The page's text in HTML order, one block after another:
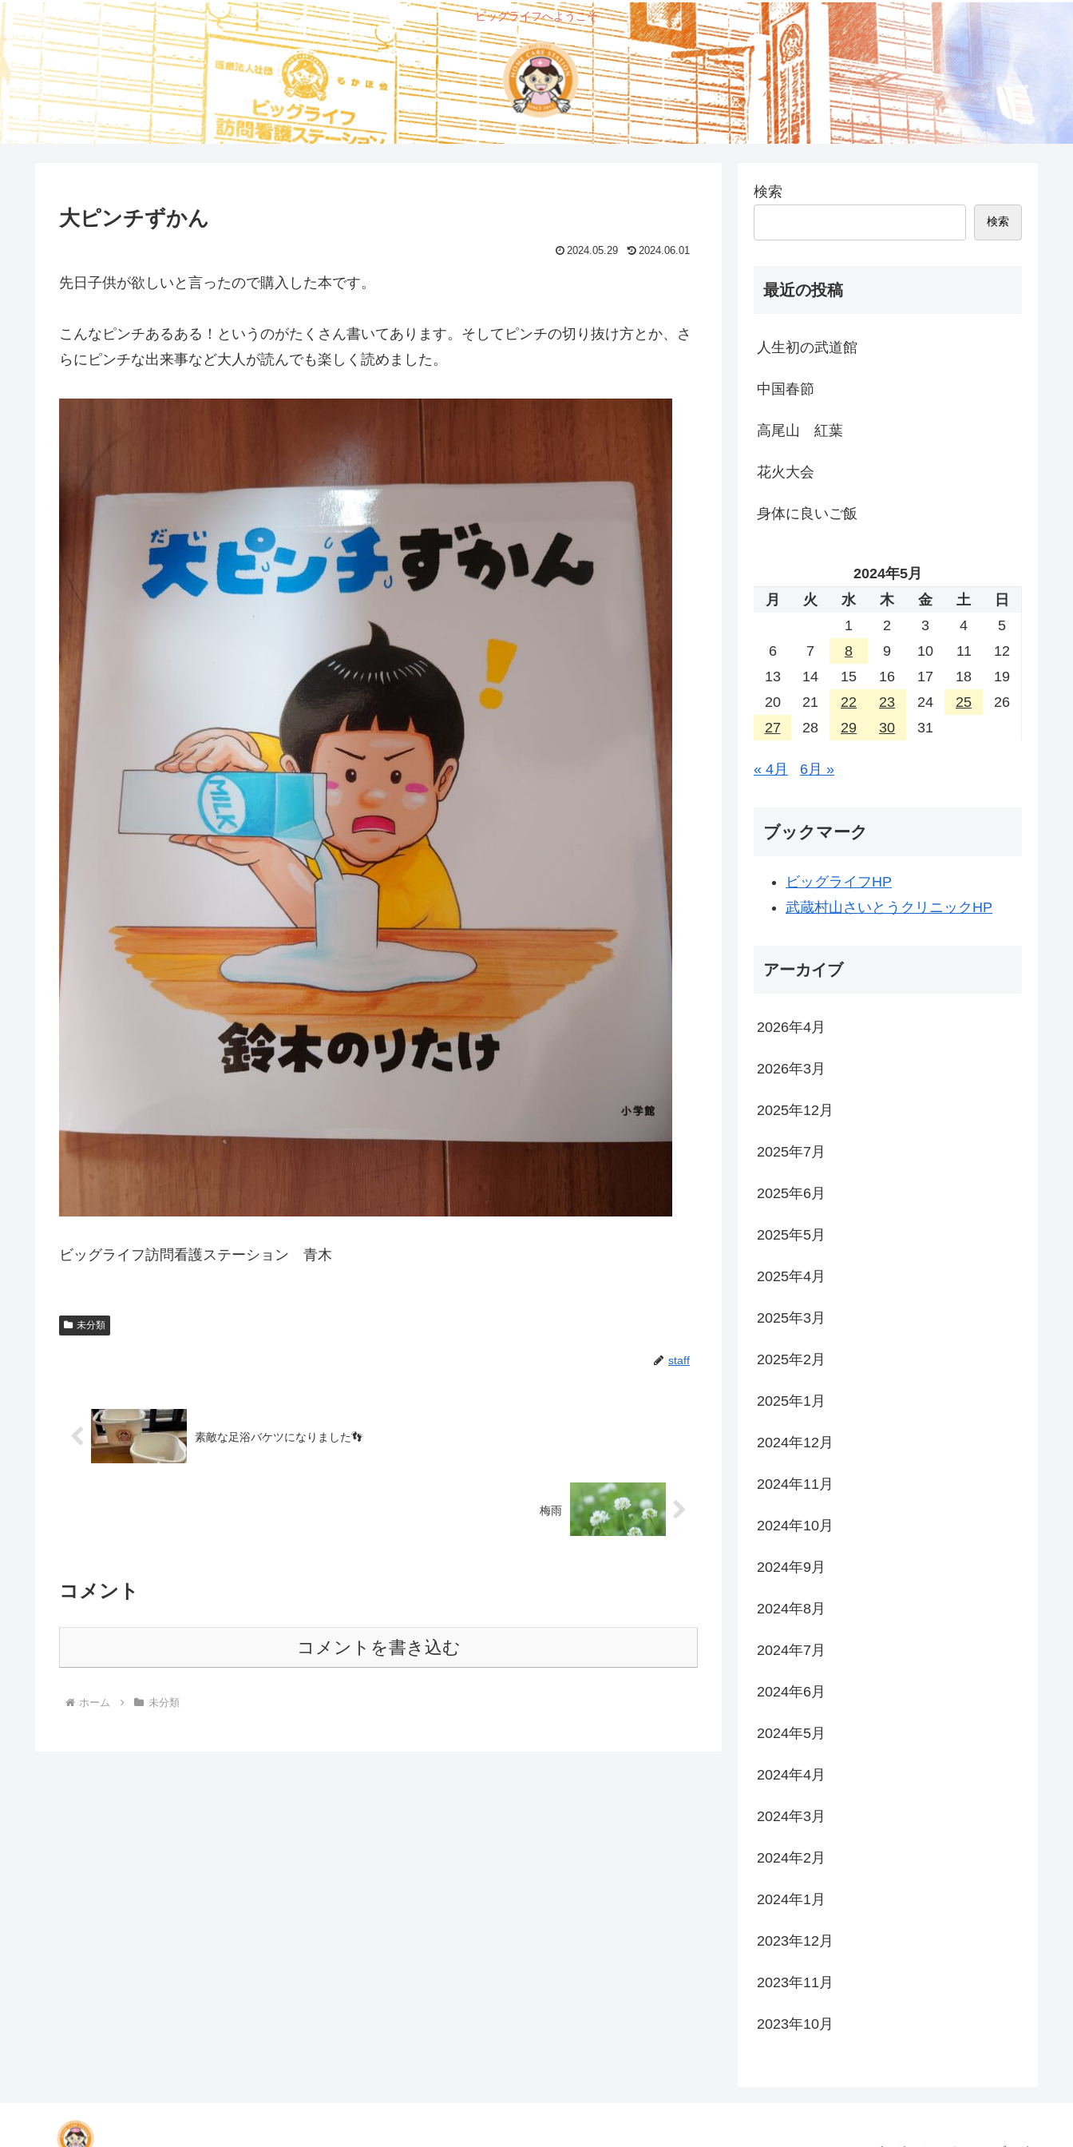
ビッグライフへようこそ
大ピンチずかん
2024.05.29 2024.06.01
先日子供が欲しいと言ったので購入した本です。
こんなピンチあるある！というのがたくさん書いてあります。そしてピンチの切り抜け方とか、さ
らにピンチな出来事など大人が読んでも楽しく読めました。
ビッグライフ訪問看護ステーション 青木
未分類
staff
素敵な足浴バケツになりました👣
梅雨
コメント
コメントを書き込む
ホーム 未分類
検索
検索
最近の投稿
人生初の武道館
中国春節
高尾山 紅葉
花火大会
身体に良いご飯
2024年5月
月
火 水 木 金 土
日
1
2 3 4
5
6
7 8 9 10 11
12
13
14 15 16 17 18
19
20
21 22 23 24 25
26
27
28 29 30 31
« 4月 6月 »
ブックマーク
ビッグライフHP
武蔵村山さいとうクリニックHP
アーカイブ
2026年4月
2026年3月
2025年12月
2025年7月
2025年6月
2025年5月
2025年4月
2025年3月
2025年2月
2025年1月
2024年12月
2024年11月
2024年10月
2024年9月
2024年8月
2024年7月
2024年6月
2024年5月
2024年4月
2024年3月
2024年2月
2024年1月
2023年12月
2023年11月
2023年10月